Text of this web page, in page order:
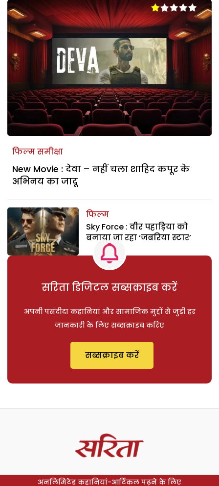
फिल्म समीक्षा
New Movie : देवा – नहीं चला शाहिद कपूर के
अभिनय का जादू
फिल्म
Sky Force : वीर पहाड़िया को
बनाया जा रहा ‘जबरिया स्टार’
सरिता डिजिटल सब्सक्राइब करें
अपनी पसंदीदा कहानियां और सामाजिक मुद्दों से जुड़ी हर
जानकारी के लिए सब्सक्राइब करिए
सब्सक्राइब करें
अनलिमिटेड कहानियां-आर्टिकल पढ़ने के लिए